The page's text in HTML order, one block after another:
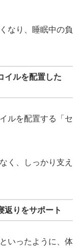
なり、睡眠中の負
イルを配置した
ルを配置する「セ
く、しっかり支え
返りをサポート
いったように、体